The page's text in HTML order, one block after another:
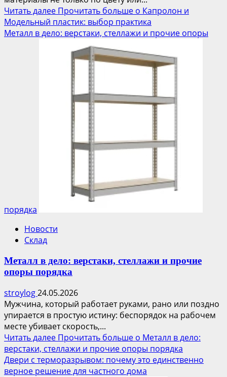
Читать далее Прочитать больше о Капролон и
Модельный пластик: выбор практика
Металл в дело: верстаки, стеллажи и прочие опоры
порядка
Новости
Склад
Металл в дело: верстаки, стеллажи и прочие
опоры порядка
stroylog24.05.2026
Мужчина, который работает руками, рано или поздно
упирается в простую истину: беспорядок на рабочем
месте убивает скорость,...
Читать далее Прочитать больше о Металл в дело:
верстаки, стеллажи и прочие опоры порядка
Двери с терморазрывом: почему это единственно
верное решение для частного дома